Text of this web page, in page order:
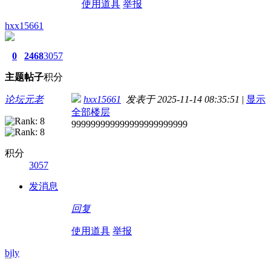
使用道具 举报
hxx15661
0
主题
2468
帖子
3057
积分
论坛元老
积分
3057
发消息
hxx15661 发表于 2025-11-14 08:35:51 | 显示
全部楼层
999999999999999999999999
回复
使用道具 举报
bjly